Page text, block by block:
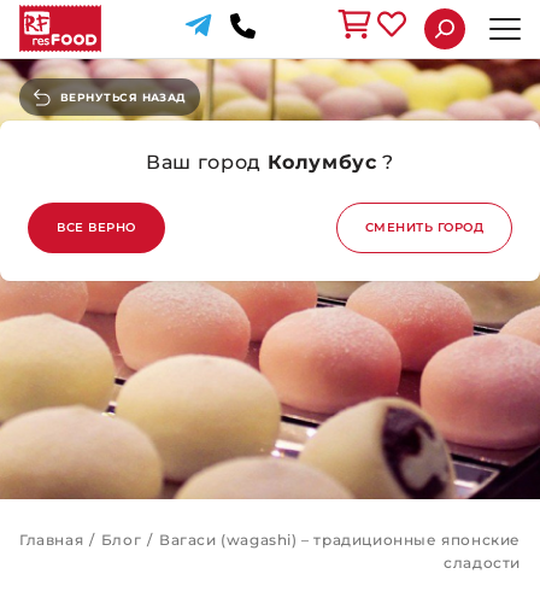
Ваш город Колумбус ?
ВСЕ ВЕРНО СМЕНИТЬ ГОРОД
ВЕРНУТЬСЯ НАЗАД
Главная / Блог / Вагаси (wagashi) – традиционные японские
сладости